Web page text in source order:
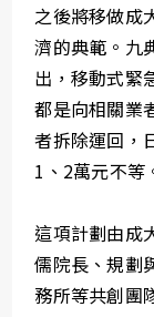
之後將移做成
濟的典範。九
出，移動式緊
都是向相關業
者拆除運回，
1、2萬元不等
這項計劃由成
儒院長、規劃
務所等共創團